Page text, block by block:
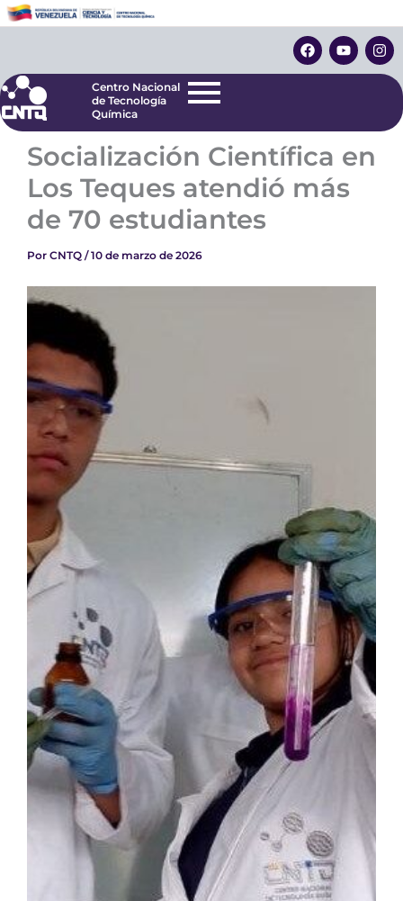
al
F
a
c
o
Y
o
u
e
I
n
s
r
Centro Nacional
de Tecnología
Centro Nacional
de Tecnología
Química
Socialización Científica en
Los Teques atendió más
de 70 estudiantes
Por CNTQ /10 de marzo de 2026